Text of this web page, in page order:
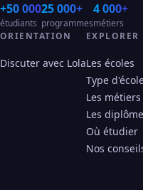
+50 000
étudiants
25 000+
programmes
4 000+
métiers
ORIENTATION
Discuter avec Lola
EXPLORER
Les écoles
Type
Les métiers
Les
Où étudier
Nos